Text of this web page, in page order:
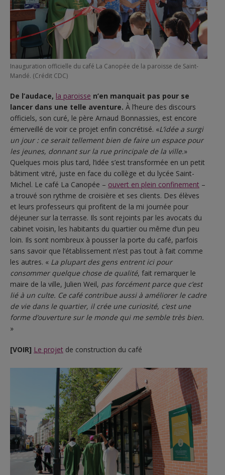
Inauguration officielle du café La Canopée de la paroisse de Saint-
Mandé. (Crédit CDC)
De l’audace, la paroisse n’en manquait pas pour se
lancer dans une telle aventure. À l’heure des discours
officiels, son curé, le père Arnaud Bonnassies, est encore
émerveillé de voir ce projet enfin concrétisé. «L’idée a surgi
un jour : ce serait tellement bien de faire un espace pour
les jeunes, donnant sur la rue principale de la ville.»
Quelques mois plus tard, l’idée s’est transformée en un petit
bâtiment vitré, juste en face du collège et du lycée Saint-
Michel. Le café La Canopée – ouvert en plein confinement –
a trouvé son rythme de croisière et ses clients. Des élèves
et leurs professeurs qui profitent de la mi journée pour
déjeuner sur la terrasse. Ils sont rejoints par les avocats du
cabinet voisin, les habitants du quartier ou même d’un peu
loin. Ils sont nombreux à pousser la porte du café, parfois
sans savoir que l’établissement n’est pas tout à fait comme
les autres. « La plupart des gens entrent ici pour
consommer quelque chose de qualité, fait remarquer le
maire de la ville, Julien Weil, pas forcément parce que c’est
lié à un culte. Ce café contribue aussi à améliorer le cadre
de vie dans le quartier, il crée une curiosité, c’est une
forme d’ouverture sur le monde qui me semble très bien.
»
[VOIR] Le projet de construction du café